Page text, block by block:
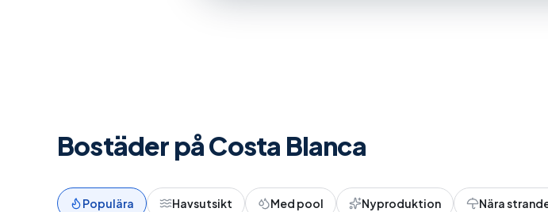
Bostäder på Costa Blanca
Populära Havsutsikt Med pool Nyproduktion Nära